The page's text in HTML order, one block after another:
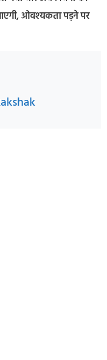
ओवश्यकता पड़ने पर